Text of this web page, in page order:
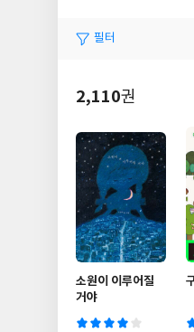
필터
2,110권
소원이 이루어질
거야